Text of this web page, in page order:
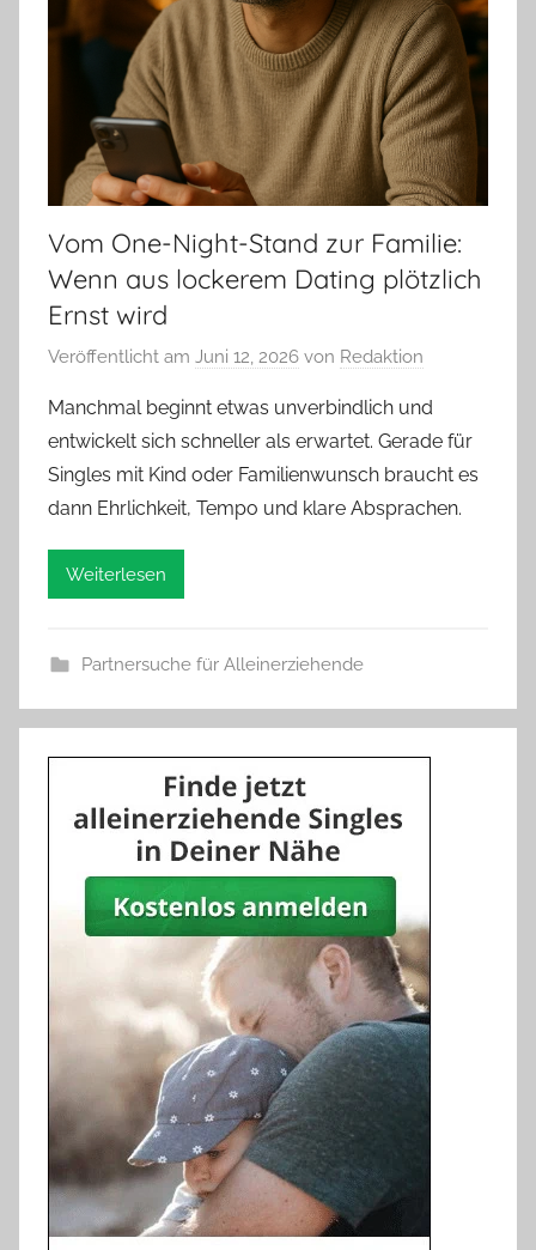
Vom One-Night-Stand zur Familie:
Wenn aus lockerem Dating plötzlich
Ernst wird
Veröffentlicht am Juni 12, 2026 von Redaktion
Manchmal beginnt etwas unverbindlich und
entwickelt sich schneller als erwartet. Gerade für
Singles mit Kind oder Familienwunsch braucht es
dann Ehrlichkeit, Tempo und klare Absprachen.
Weiterlesen
Partnersuche für Alleinerziehende